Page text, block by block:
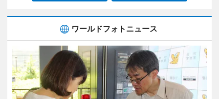
ワールドフォトニュース